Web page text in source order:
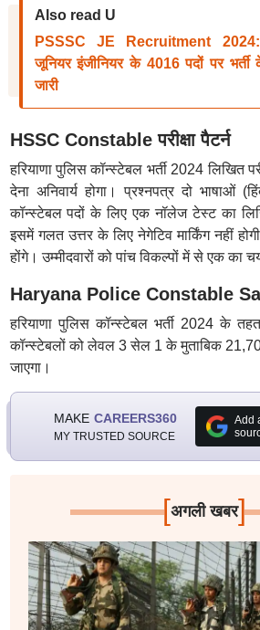
Also read U
PSSSC JE Recruitment 2024:
जूनियर इंजीनियर के 4016 पदों पर
जारी
HSSC Constable परीक्षा पैटर्न
हरियाणा पुलिस कॉन्स्टेबल भर्ती 2024 लिखित
देना अनिवार्य होगा। प्रश्नपत्र दो भाषाओं
कॉन्स्टेबल पदों के लिए एक नॉलेज टेस्ट का
इसमें गलत उत्तर के लिए नेगेटिव मार्किंग नहीं
होंगे। उम्मीदवारों को पांच विकल्पों में से एक का
Haryana Police Constable
हरियाणा पुलिस कॉन्स्टेबल भर्ती 2024 के
कॉन्स्टेबलों को लेवल 3 सेल 1 के मुताबिक
जाएगा।
MAKE CAREERS360
MY TRUSTED SOURCE
Add
[अगली खबर]